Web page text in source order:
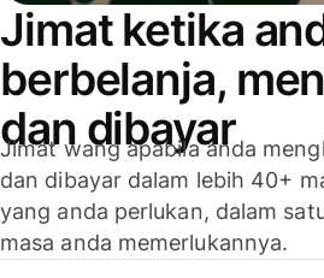
Jimat ketika
berbelanja,
dan dibayar
Jimat wang apabila anda
dan dibayar dalam lebih 40+
yang anda perlukan, dalam
masa anda memerlukannya.